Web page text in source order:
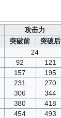
攻击力
突破前 突破后
24
92 121
157 195
231 270
306 344
380 418
454 493